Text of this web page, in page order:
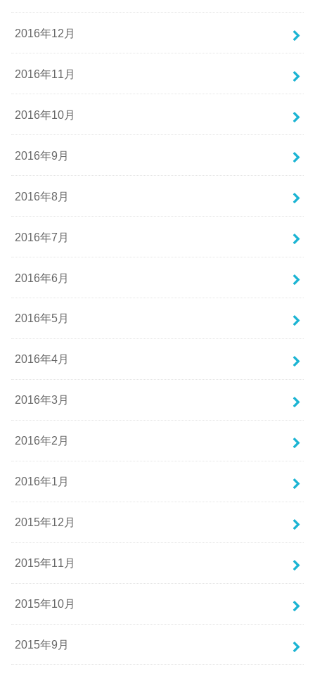
2016年12月
2016年11月
2016年10月
2016年9月
2016年8月
2016年7月
2016年6月
2016年5月
2016年4月
2016年3月
2016年2月
2016年1月
2015年12月
2015年11月
2015年10月
2015年9月